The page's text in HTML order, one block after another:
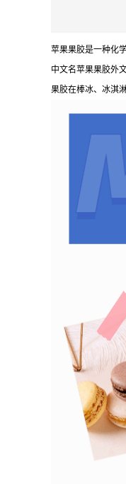
苹果果胶是一种化
中文名苹果果胶外
果胶在棒冰、冰淇